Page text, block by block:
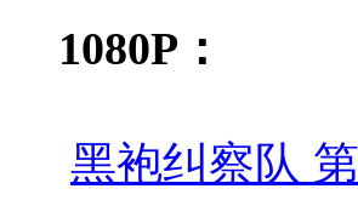
1080P：
黑袍纠察队